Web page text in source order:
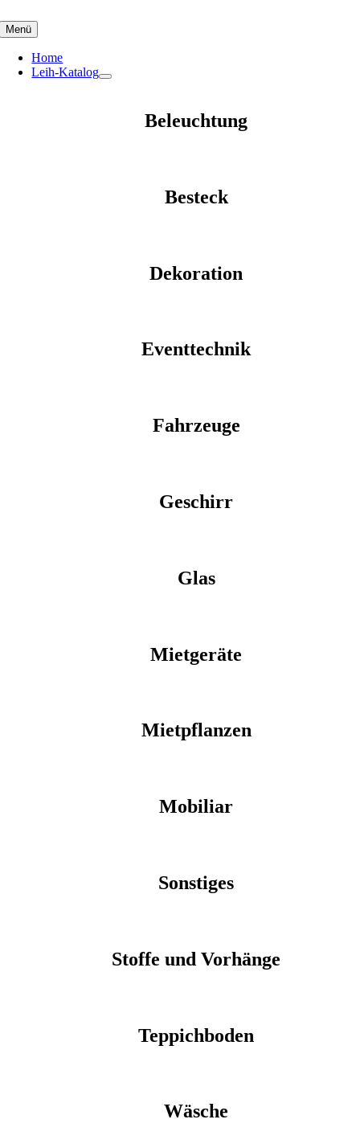
to
content
Menü
Home
Leih-Katalog
Beleuchtung
Besteck
Dekoration
Eventtechnik
Fahrzeuge
Geschirr
Glas
Mietgeräte
Mietpflanzen
Mobiliar
Sonstiges
Stoffe und Vorhänge
Teppichboden
Wäsche